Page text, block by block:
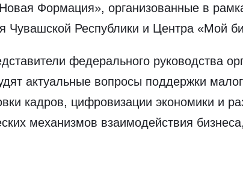
Формация», организованные в
Чувашской Республики и Центра «Мой
федерального руководства
актуальные вопросы поддержки
кадров, цифровизации экономики и
механизмов взаимодействия